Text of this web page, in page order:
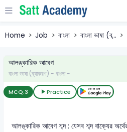
Home Job বাংলা বাংলা ভাষা (ব্...
আলঙ্কারিক আবেগ
বাংলা ভাষা (ব্যাকরণ) - বাংলা -
MCQ:3 Practice
আলঙ্কারিক আবেগ শব্দ : যেসব শব্দ বাক্যের